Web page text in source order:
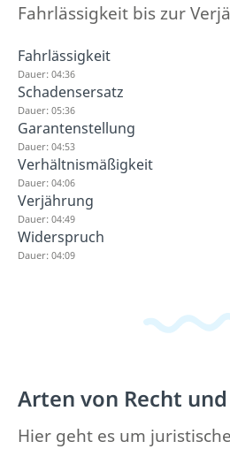
Fahrlässigkeit bis zur
Fahrlässigkeit
Dauer: 04:36
Schadensersatz
Dauer: 05:36
Garantenstellung
Dauer: 04:53
Verhältnismäßigkeit
Dauer: 04:06
Verjährung
Dauer: 04:49
Widerspruch
Dauer: 04:09
Arten von Recht
Hier geht es um